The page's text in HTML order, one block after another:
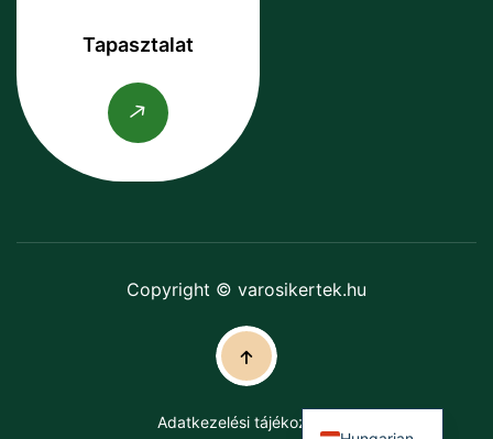
Tapasztalat
Copyright © varosikertek.hu
Adatkezelési tájékoztató